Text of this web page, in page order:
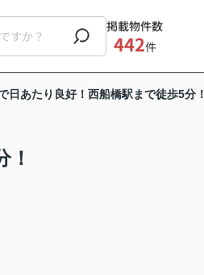
掲載物件数
442件
日あたり良好！西船橋駅まで徒歩5分！
！